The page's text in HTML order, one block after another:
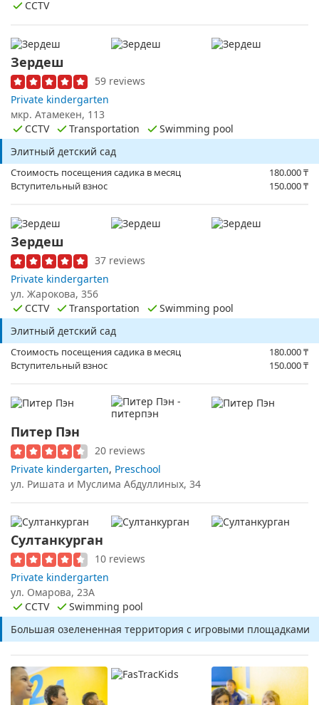
CCTV
Зердеш
59 reviews
Private kindergarten
​мкр. Атамекен, 113
CCTV
Transportation
Swimming pool
Элитный детский сад
Стоимость посещения садика в месяц 180.000₸
Вступительный взнос
150.000₸
Зердеш
37 reviews
Private kindergarten
ул. Жарокова, 356
CCTV
Transportation
Swimming pool
Элитный детский сад
Стоимость посещения садика в месяц 180.000₸
Вступительный взнос
150.000₸
Питер Пэн
20 reviews
Private kindergarten, Preschool
ул. Ришата и Муслима Абдуллиных, 34
Султанкурган
10 reviews
Private kindergarten
ул. Омарова, 23А
CCTV
Swimming pool
Большая озелененная территория с игровыми площадками